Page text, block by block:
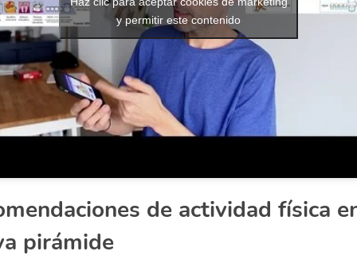
y permitir este contenido
de actividad física
pirámide